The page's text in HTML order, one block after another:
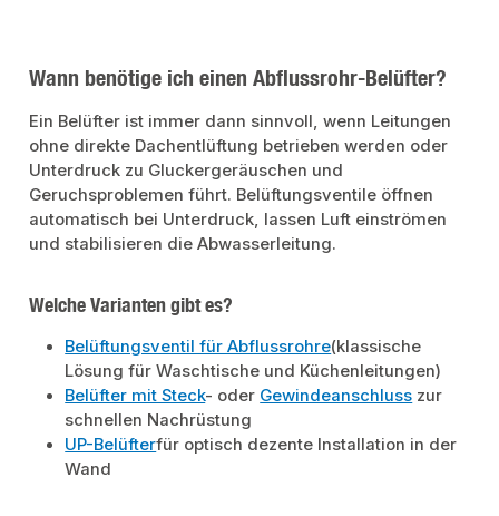
Wann benötige ich einen Abflussrohr-Belüfter?
Ein Belüfter ist immer dann sinnvoll, wenn Leitungen
ohne direkte Dachentlüftung betrieben werden oder
Unterdruck zu Gluckergeräuschen und
Geruchsproblemen führt. Belüftungsventile öffnen
automatisch bei Unterdruck, lassen Luft einströmen
und stabilisieren die Abwasserleitung.
Welche Varianten gibt es?
Belüftungsventil für Abflussrohre(klassische
Lösung für Waschtische und Küchenleitungen)
Belüfter mit Steck- oder Gewindeanschluss zur
schnellen Nachrüstung
UP-Belüfterfür optisch dezente Installation in der
Wand